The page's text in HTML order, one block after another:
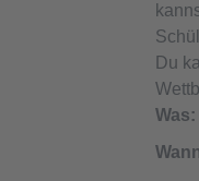
Du